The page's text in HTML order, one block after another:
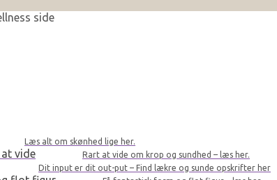
side
Læs alt om skønhed lige her.
vide Rart at vide om krop og sundhed – læs her.
Dit input er dit out-put – Find lækre og sunde opskrifter her